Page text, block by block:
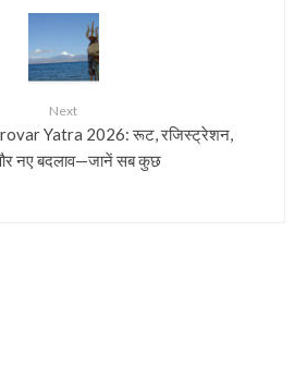
Next
Yatra 2026: रूट, रजिस्ट्रेशन,
नए बदलाव—जानें सब कुछ